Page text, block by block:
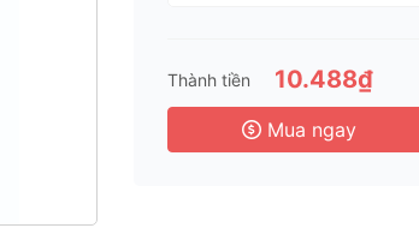
6 Tháng
3 Năm
Thành tiền 10.488₫
Mua ngay